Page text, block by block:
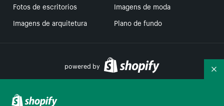
Fotos de escritorios
Imagens de moda
Imagens de arquitetura
Plano de fundo
powered by